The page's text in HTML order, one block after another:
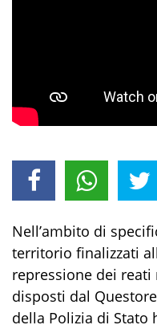
Nell’ambito di
territorio finalizzati
repressione dei
disposti dal
della Polizia di Stato